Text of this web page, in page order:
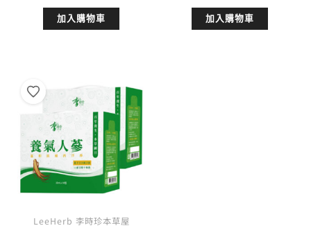
價
加入購物車
價
加入購物車
LeeHerb 李時珍本草屋